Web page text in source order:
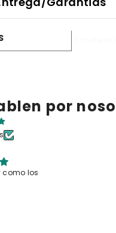
de techo con 3
por
Muy